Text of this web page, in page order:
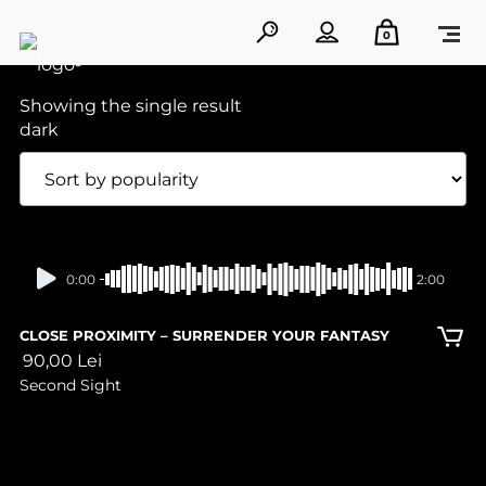
0
Showing the single result
In stock
0:00 2:00
CLOSE PROXIMITY – SURRENDER YOUR FANTASY
90,00 Lei
Second Sight